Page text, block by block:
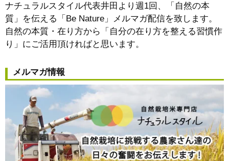
ナチュラルスタイル代表井田より週1回、「自然の本
質」を伝える「Be Nature」メルマガ配信を致します。
自然の本質・在り方から
「自分の在り方を整える習慣作
り」 にご活用頂ければと思います。
メルマガ情報